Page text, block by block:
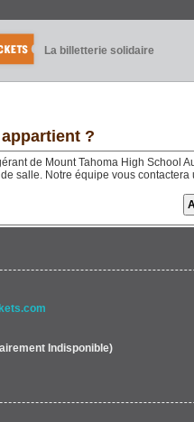
La billetterie solidaire
?
de Mount Tahoma High School
salle. Notre équipe vous
Indisponible)